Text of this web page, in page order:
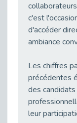
Publié le 03/04/2026
Publié le 31/03/2026
c'est
d'accéder
ambiance
Les chiffres
précédentes
des
leur